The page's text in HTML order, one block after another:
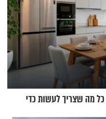
יותר תוך 10 דקות: כל מה שצריך לעשות כדי